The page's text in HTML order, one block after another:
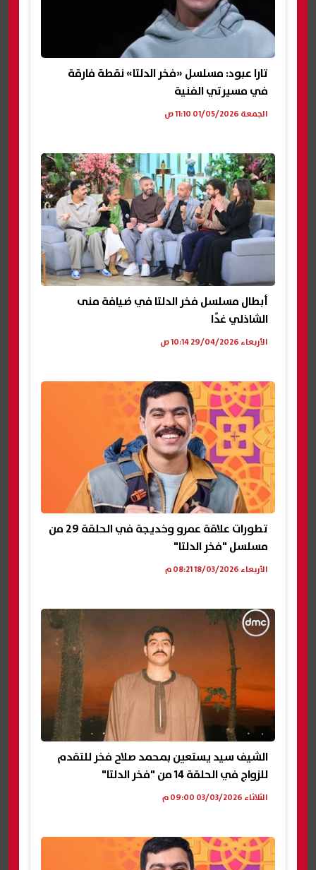
تارا عبود: مسلسل «فخر الدلتا» نقطة فارقة
في مسيرتي الفنية
الجمعة 01/05/2026 11:10 ص
أبطال مسلسل فخر الدلتا في ضيافة منى
الشاذلي غدًا
الأربعاء 29/04/2026 10:14 ص
تطورات علاقة عمرو وخديجة في الحلقة 29 من
مسلسل "فخر الدلتا"
الأربعاء 18/03/2026 08:21 م
الشيف سيد يستعين بمحمد صلاح فخر للتقدم
للزواج في الحلقة 14 من "فخر الدلتا"
الثلاثاء 03/03/2026 09:00 م